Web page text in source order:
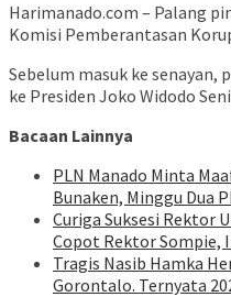
Harimanado.com – Palang
Komisi Pemberantasan
Sebelum masuk ke senayan,
ke Presiden Joko Widodo
Bacaan Lainnya
PLN Manado Minta
Bunaken, Minggu Dua
Curiga Suksesi Rektor
Copot Rektor
Tragis Nasib Hamka
Gorontalo. Ternyata